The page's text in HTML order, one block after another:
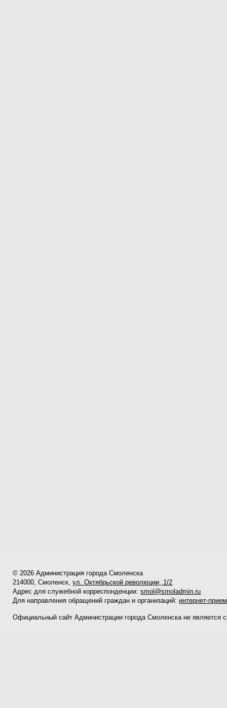
© 2026 Администрация города Смоленска
214000, Смоленск,ул. Октябрьской революции, 1/2
Адрес для служебной корреспонденции:smol@smoladmin.ru
Для направления обращений граждан и организаций: интернет-
Официальный сайт Администрации города Смоленска не является